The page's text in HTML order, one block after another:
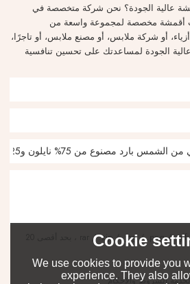
عالية الجودة؟ نحن شركة متخصصة في
أقمشة مخصصة لمجموعة واسعة من
أو شركة ملابس، أو مصنع ملابس، أو تاجرًا،
الجودة لمساعدتك على تحسين تنافسية
الشروط والاحكام
Cookie
We use cookies to provide you
experience. They also